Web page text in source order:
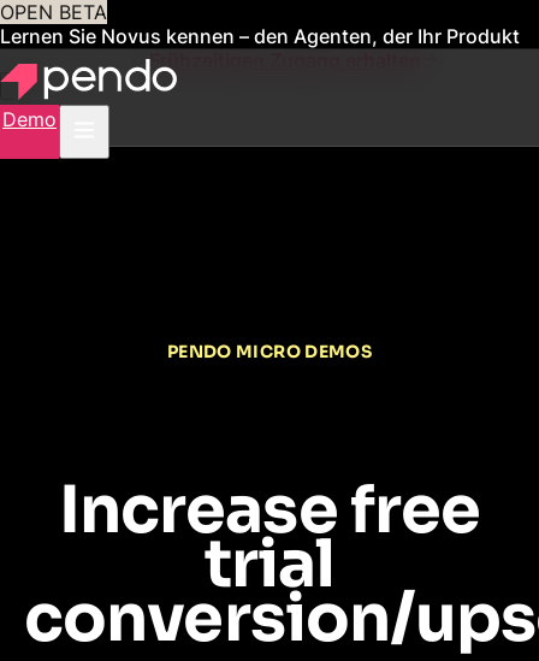
OPEN BETA
Lernen Sie Novus kennen – den Agenten, der Ihr Produkt
für Sie verwaltetFrühzeitigen Zugang erhalten
Demo
PENDO MICRO DEMOS
Increase free
trial
conversion/